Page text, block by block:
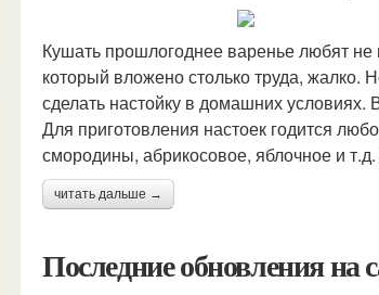
Кушать прошлогоднее варенье любят не
который вложено столько труда, жалко.
сделать настойку в домашних
Для приготовления настоек годится
смородины, абрикосовое, яблочное и
читать дальше →
Последние обновления на